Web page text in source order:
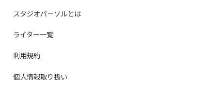
スタジオパーソルとは
ライター一覧
利用規約
個人情報取り扱い